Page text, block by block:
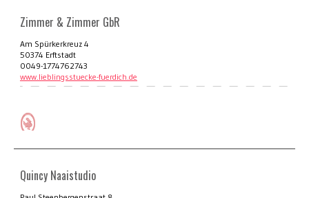
Zimmer & Zimmer GbR
Am Spürkerkreuz 4
50374 Erftstadt
0049-1774762743
www.lieblingsstuecke-fuerdich.de
Quincy Naaistudio